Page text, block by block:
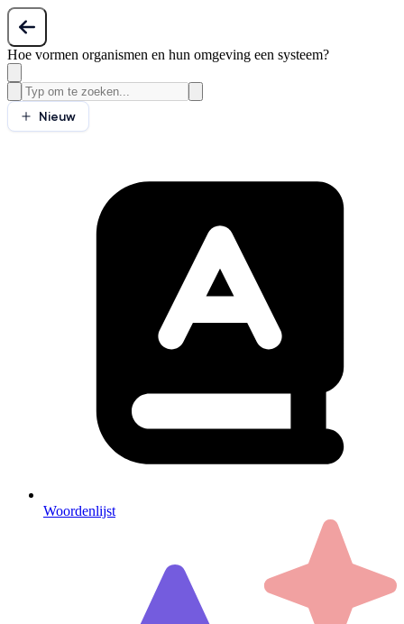
Hoe vormen organismen en hun omgeving een systeem?
Nieuw
Woordenlijst